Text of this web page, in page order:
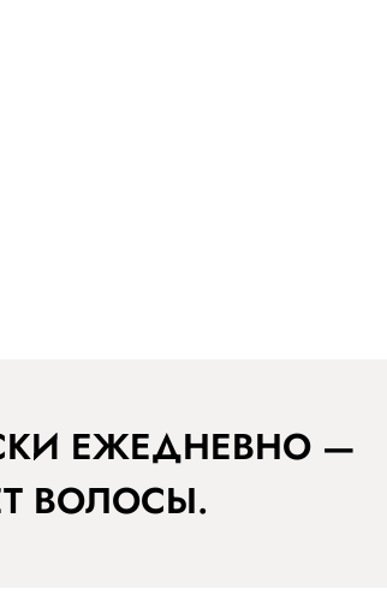
ЕЖЕДНЕВНО —
ВОЛОСЫ.